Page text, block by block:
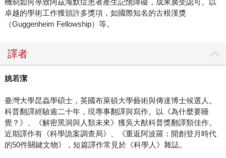
機制如何導致阿茲海默症患者產生記憶障礙，成果廣受認可。以
卓越的學術工作獲頒許多獎項，如國際知名的古根漢獎
（Guggenheim Fellowship）等。
譯者
姚若潔
臺灣大學昆蟲學碩士，英國布萊頓大學藝術與傳達博士候選人。
科普翻譯經驗逾二十年，現專事翻譯與寫作。以《為什麼要睡
覺？》、《解密黑洞與人類未來》獲吳大猷科普獎翻譯類佳作。
近期譯作有《科學詭案調查局》、《重返阿波羅：開創登月時代
的50件關鍵文物》，短篇譯作常見於《科學人》雜誌。